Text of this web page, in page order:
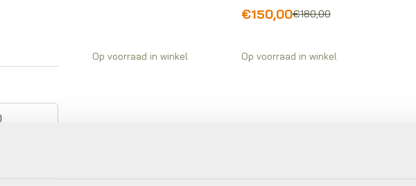
Op voorraad in winkel
€180,00
Oorspronkelijke
€180,00.
€150,00
Huidige
€150,00.
Op voorraad in winkel